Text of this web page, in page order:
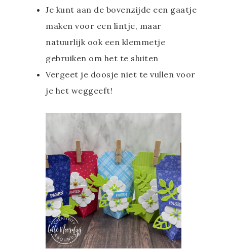
Je kunt aan de bovenzijde een gaatje
maken voor een lintje, maar
natuurlijk ook een klemmetje
gebruiken om het te sluiten
Vergeet je doosje niet te vullen voor
je het weggeeft!